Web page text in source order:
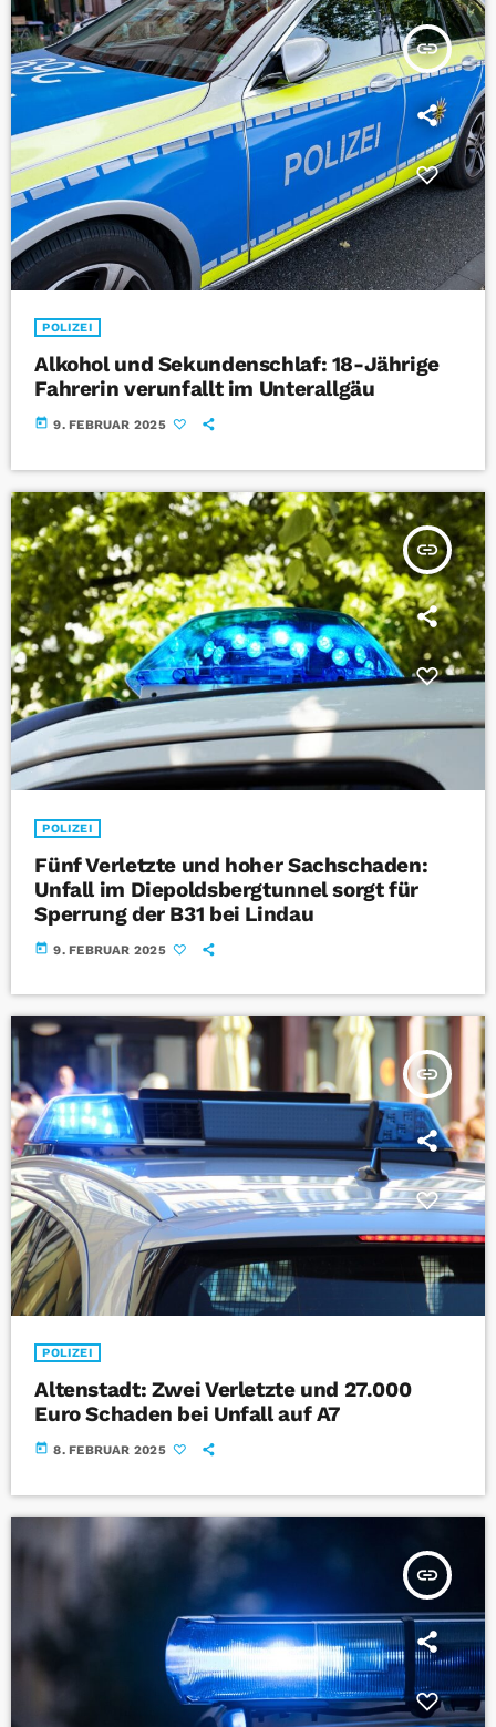
insert_link
POLIZEI
Alkohol und Sekundenschlaf: 18-Jährige
Fahrerin verunfallt im Unterallgäu
today 9. FEBRUAR 2025
insert_link
POLIZEI
Fünf Verletzte und hoher Sachschaden:
Unfall im Diepoldsbergtunnel sorgt für
Sperrung der B31 bei Lindau
today 9. FEBRUAR 2025
insert_link
POLIZEI
Altenstadt: Zwei Verletzte und 27.000
Euro Schaden bei Unfall auf A7
today 8. FEBRUAR 2025
insert_link